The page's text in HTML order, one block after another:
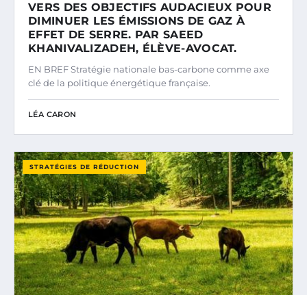
VERS DES OBJECTIFS AUDACIEUX POUR
DIMINUER LES ÉMISSIONS DE GAZ À
EFFET DE SERRE. PAR SAEED
KHANIVALIZADEH, ÉLÈVE-AVOCAT.
EN BREF Stratégie nationale bas-carbone comme axe
clé de la politique énergétique française.
LÉA CARON
STRATÉGIES DE RÉDUCTION